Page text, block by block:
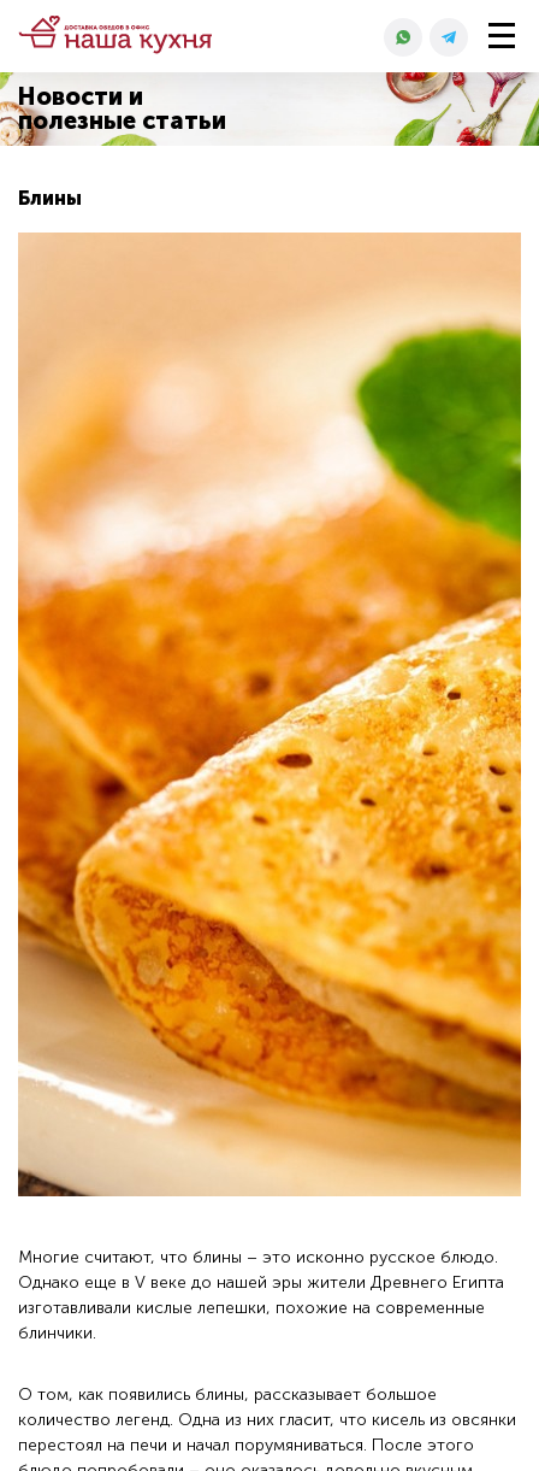
Новости и
полезные статьи
Блины
Многие считают, что блины – это исконно русское блюдо.
Однако еще в V веке до нашей эры жители Древнего Египта
изготавливали кислые лепешки, похожие на современные
блинчики.
О том, как появились блины, рассказывает большое
количество легенд. Одна из них гласит, что кисель из овсянки
перестоял на печи и начал порумяниваться. После этого